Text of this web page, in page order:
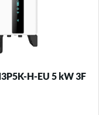
EH3P5K2-H 5 kW 3F